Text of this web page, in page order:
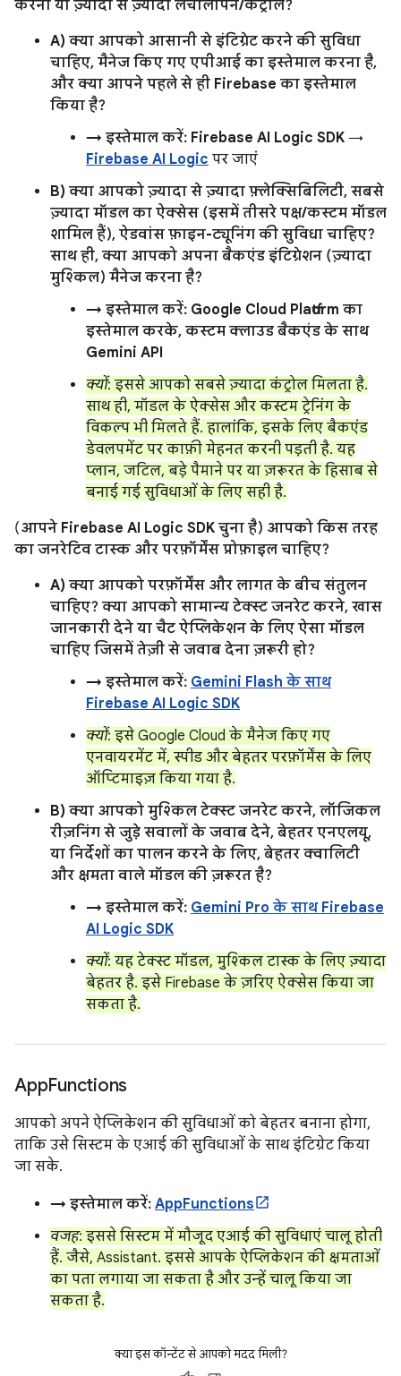
करना या ज़्यादा से ज़्यादा लचीलापन/कंट्रोल?
A) क्या आपको आसानी से इंटिग्रेट करने की सुविधा
चाहिए, मैनेज किए गए एपीआई का इस्तेमाल करना है,
और क्या आपने पहले से ही Firebase का इस्तेमाल
किया है?
→ इस्तेमाल करें: Firebase AI Logic SDK →
Firebase AI Logic पर जाएं
B) क्या आपको ज़्यादा से ज़्यादा फ़्लेक्सिबिलिटी, सबसे
ज़्यादा मॉडल का ऐक्सेस (इसमें तीसरे पक्ष/कस्टम मॉडल
शामिल हैं), ऐडवांस फ़ाइन-ट्यूनिंग की सुविधा चाहिए?
साथ ही, क्या आपको अपना बैकएंड इंटिग्रेशन (ज़्यादा
मुश्किल) मैनेज करना है?
→ इस्तेमाल करें: Google Cloud Platform का
इस्तेमाल करके, कस्टम क्लाउड बैकएंड के साथ
Gemini API
क्यों: इससे आपको सबसे ज़्यादा कंट्रोल मिलता है.
साथ ही, मॉडल के ऐक्सेस और कस्टम ट्रेनिंग के
विकल्प भी मिलते हैं. हालांकि, इसके लिए बैकएंड
डेवलपमेंट पर काफ़ी मेहनत करनी पड़ती है. यह
प्लान, जटिल, बड़े पैमाने पर या ज़रूरत के हिसाब से
बनाई गई सुविधाओं के लिए सही है.
(आपने Firebase AI Logic SDK चुना है) आपको किस तरह
का जनरेटिव टास्क और परफ़ॉर्मेंस प्रोफ़ाइल चाहिए?
A) क्या आपको परफ़ॉर्मेंस और लागत के बीच संतुलन
चाहिए? क्या आपको सामान्य टेक्स्ट जनरेट करने, खास
जानकारी देने या चैट ऐप्लिकेशन के लिए ऐसा मॉडल
चाहिए जिसमें तेज़ी से जवाब देना ज़रूरी हो?
→ इस्तेमाल करें: Gemini Flash के साथ
Firebase AI Logic SDK
क्यों: इसे Google Cloud के मैनेज किए गए
एनवायरमेंट में, स्पीड और बेहतर परफ़ॉर्मेंस के लिए
ऑप्टिमाइज़ किया गया है.
B) क्या आपको मुश्किल टेक्स्ट जनरेट करने, लॉजिकल
रीज़निंग से जुड़े सवालों के जवाब देने, बेहतर एनएलयू,
या निर्देशों का पालन करने के लिए, बेहतर क्वालिटी
और क्षमता वाले मॉडल की ज़रूरत है?
→ इस्तेमाल करें: Gemini Pro के साथ Firebase
AI Logic SDK
क्यों: यह टेक्स्ट मॉडल, मुश्किल टास्क के लिए ज़्यादा
बेहतर है. इसे Firebase के ज़रिए ऐक्सेस किया जा
सकता है.
AppFunctions
आपको अपने ऐप्लिकेशन की सुविधाओं को बेहतर बनाना होगा,
ताकि उसे सिस्टम के एआई की सुविधाओं के साथ इंटिग्रेट किया
जा सके.
→ इस्तेमाल करें: AppFunctions
वजह: इससे सिस्टम में मौजूद एआई की सुविधाएं चालू होती
हैं. जैसे, Assistant. इससे आपके ऐप्लिकेशन की क्षमताओं
का पता लगाया जा सकता है और उन्हें चालू किया जा
सकता है.
क्या इस कॉन्टेंट से आपको मदद मिली?